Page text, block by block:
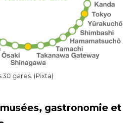
30 gares. (Pixta)
gastronomie et